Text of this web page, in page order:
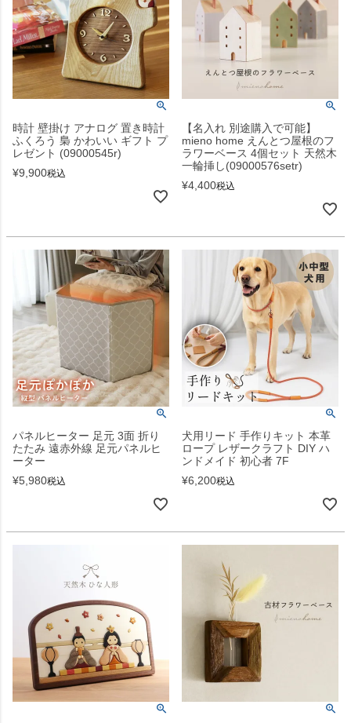
時計 壁掛け アナログ 置き時計
ふくろう 梟 かわいい ギフト プ
レゼント (09000545r)
¥9,900税込
【名入れ 別途購入で可能】
mieno home えんとつ屋根のフ
ラワーベース 4個セット 天然木
一輪挿し(09000576setr)
¥4,400税込
パネルヒーター 足元 3面 折り
たたみ 遠赤外線 足元パネルヒ
ーター
¥5,980税込
犬用リード 手作りキット 本革
ロープ レザークラフト DIY ハ
ンドメイド 初心者 7F
¥6,200税込